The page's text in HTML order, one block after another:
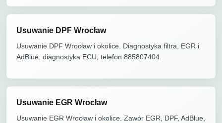
Usuwanie DPF Wrocław
Usuwanie DPF Wrocław i okolice. Diagnostyka filtra, EGR i
AdBlue, diagnostyka ECU, telefon 885807404.
Usuwanie EGR Wrocław
Usuwanie EGR Wrocław i okolice. Zawór EGR, DPF, AdBlue,